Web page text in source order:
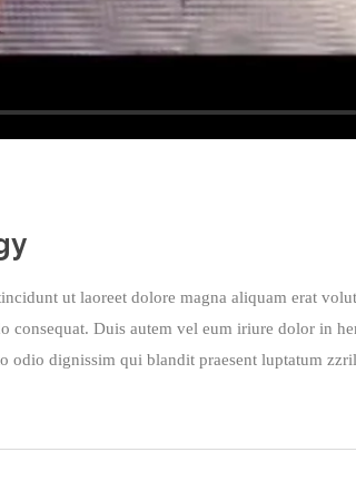
ut laoreet dolore magna aliquam erat
Duis autem vel eum iriure dolor in
odio dignissim qui blandit praesent luptatum